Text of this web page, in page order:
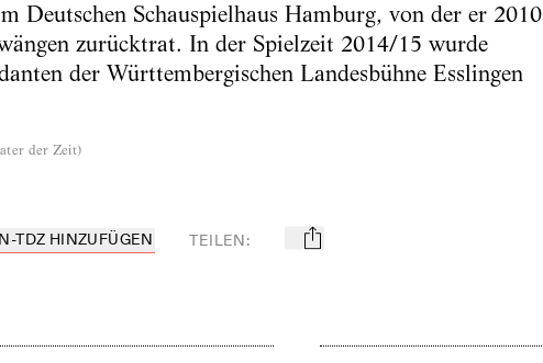
Deutschen Schauspielhaus Hamburg, von der er 2010
zurücktrat. In der Spielzeit 2014/15 wurde
der Württembergischen Landesbühne Esslingen
der Zeit)
TDZ HINZUFÜGEN TEILEN: mail